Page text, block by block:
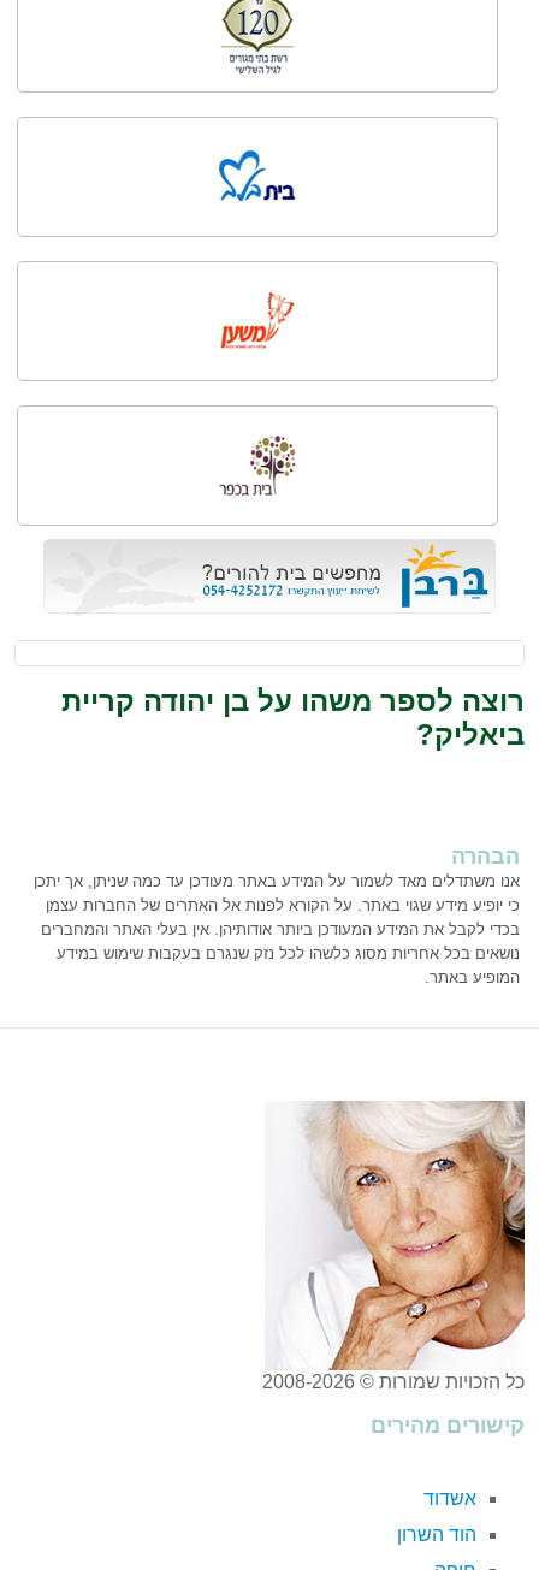
רוצה לספר משהו על בן יהודה קריית
ביאליק?
הבהרה
אנו משתדלים מאד לשמור על המידע באתר מעודכן עד כמה שניתן, אך יתכן
כי יופיע מידע שגוי באתר. על הקורא לפנות אל האתרים של החברות עצמן
בכדי לקבל את המידע המעודכן ביותר אודותיהן. אין בעלי האתר והמחברים
נושאים בכל אחריות מסוג כלשהו לכל נזק שנגרם בעקבות שימוש במידע
המופיע באתר.
כל הזכויות שמורות © 2008-2026
קישורים מהירים
אשדוד
הוד השרון